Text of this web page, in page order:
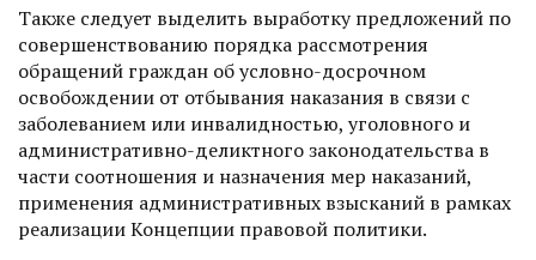
Также следует выделить выработку предложений по
совершенствованию порядка рассмот­рения
обращений граждан об условно-досрочном
освобождении от отбывания наказания в связи с
заболеванием или инвалидностью, уголовного и
административно-деликтного законодательства в
части соотношения и назначения мер наказаний,
применения административных взысканий в рамках
реализации Концепции правовой политики.